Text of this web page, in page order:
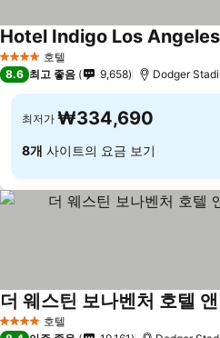
4 성급 호텔
Hotel Indigo Los
8.6 최고 좋음 9,658 Dodger
최저가 ₩334,690
8개 사이트의 요금 보기
4 성급 호텔
더 웨스틴 보나벤처 호텔